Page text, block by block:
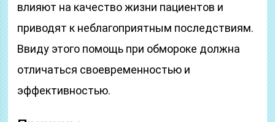
влияют на качество жизни пациентов и
приводят к неблагоприятным последствиям.
Ввиду этого помощь при обмороке должна
отличаться своевременностью и
эффективностью.